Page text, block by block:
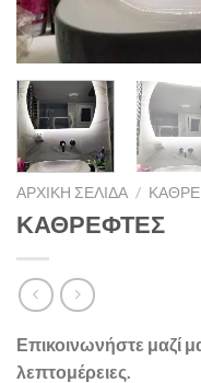
ΑΡΧΙΚΉ ΣΕΛΊΔΑ /
ΚΑΘΡΕΦΤΕΣ
Επικοινωνήστε μαζί
λεπτομέρειες.